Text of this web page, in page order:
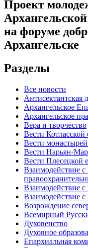
Проект
на форуме
Архангельске
Разделы
Все новости
Антисектантская
Архангельское
Архангельское
Вера и творчество
Вести Котласской
Вести
Вести Нарьян-
Вести Плесецкой
Взаимодействие
Взаимодействие с
Взаимодействие
Возрождение
Всемирный
Духовенство
Духовное
Епархиальная